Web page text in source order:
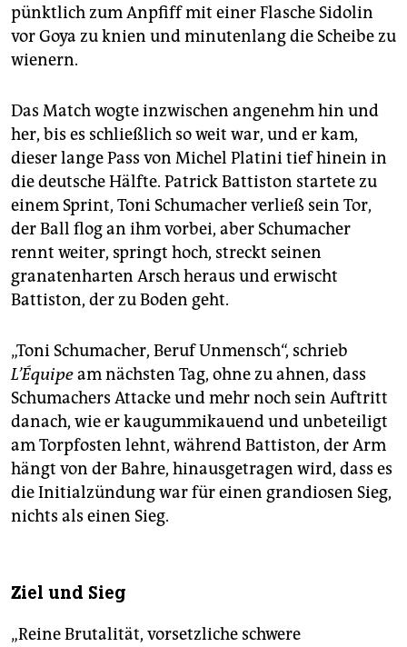
pünktlich zum Anpfiff mit einer Flasche Sidolin
vor Goya zu knien und minutenlang die Scheibe zu
wienern.
Das Match wogte inzwischen angenehm hin und
her, bis es schließlich so weit war, und er kam,
dieser lange Pass von Michel Platini tief hinein in
die deutsche Hälfte. Patrick Battiston startete zu
einem Sprint, Toni Schumacher verließ sein Tor,
der Ball flog an ihm vorbei, aber Schumacher
rennt weiter, springt hoch, streckt seinen
granatenharten Arsch heraus und erwischt
Battiston, der zu Boden geht.
„Toni Schumacher, Beruf Unmensch“, schrieb
L’Équipeam nächsten Tag, ohne zu ahnen, dass
Schumachers Attacke und mehr noch sein Auftritt
danach, wie er kaugummikauend und unbeteiligt
am Torpfosten lehnt, während Battiston, der Arm
hängt von der Bahre, hinausgetragen wird, dass es
die Initialzündung war für einen grandiosen Sieg,
nichts als einen Sieg.
Ziel und Sieg
„Reine Brutalität, vorsetzliche schwere